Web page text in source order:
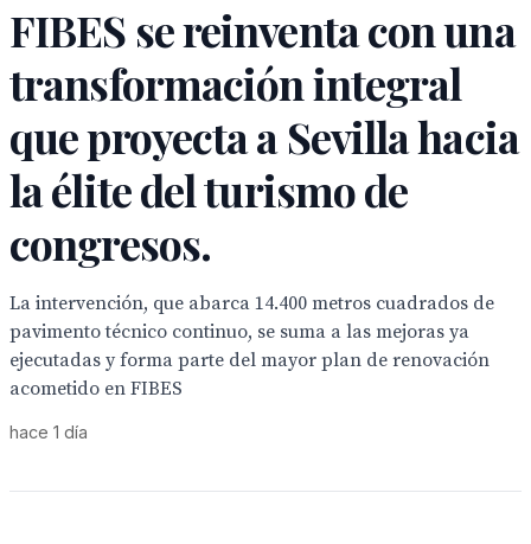
FIBES se reinventa con una
transformación integral
que proyecta a Sevilla hacia
la élite del turismo de
congresos.
La intervención, que abarca 14.400 metros cuadrados de
pavimento técnico continuo, se suma a las mejoras ya
ejecutadas y forma parte del mayor plan de renovación
acometido en FIBES
hace 1 día